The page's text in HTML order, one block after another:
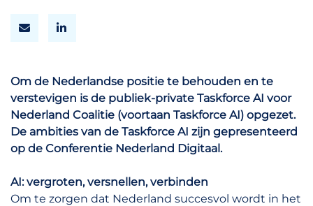
Om de Nederlandse positie te behouden en te
verstevigen is de publiek-private Taskforce AI voor
Nederland Coalitie (voortaan Taskforce AI) opgezet.
De ambities van de Taskforce AI zijn gepresenteerd
op de Conferentie Nederland Digitaal.
AI: vergroten, versnellen,verbinden
Om te zorgen dat Nederland succesvol wordt in het